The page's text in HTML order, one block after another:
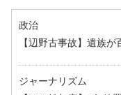
政治
【辺野古事故】遺族
ジャーナリズム